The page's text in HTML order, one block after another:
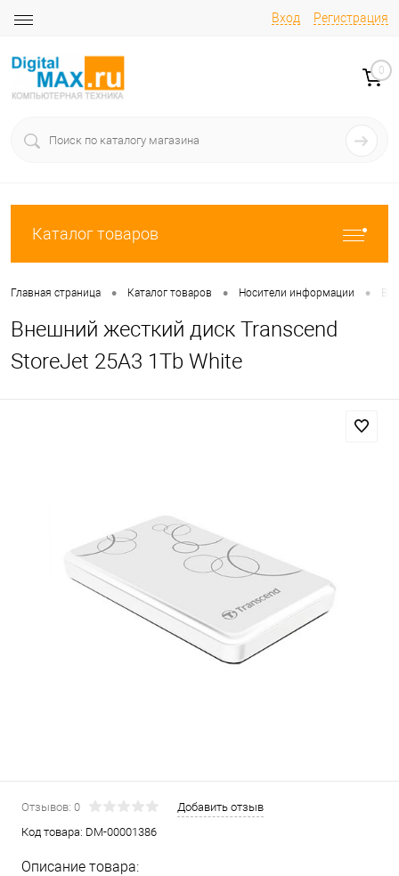
Вход Регистрация
0
Каталог товаров
Главная страница • Каталог товаров • Носители информации •
Внешний жесткий диск Transcend
StoreJet 25A3 1Tb White
Отзывов: 0
Добавить отзыв
Код товара: DM-00001386
Описание товара: